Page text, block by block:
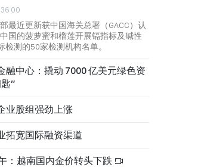
最近更新获中国海关总署（GACC）认
国的菠萝蜜和榴莲开展镉指标及碱性
检测的50家检测机构名单。
融中心：撬动 7000 亿美元绿色资
”
业股组强劲上涨
拓宽国际融资渠道
：越南国内金价转头下跌